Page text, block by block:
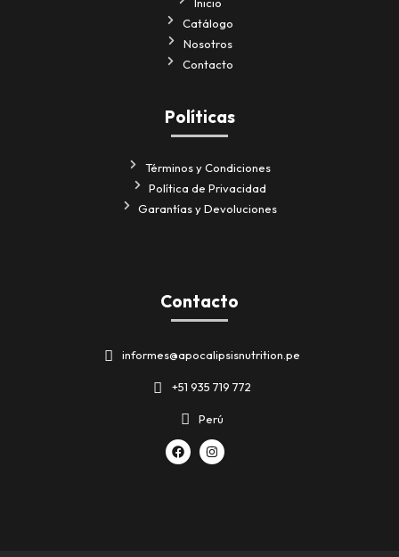
Catálogo
Nosotros
Contacto
Políticas
Términos y Condiciones
Política de Privacidad
Garantías y Devoluciones
Contacto
informes@apocalipsisnutrition.pe
+51 935 719 772
Perú